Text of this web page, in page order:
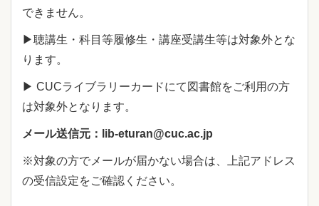
できません。
▶聴講生・科目等履修生・講座受講生等は対象外とな
ります。
▶ CUCライブラリーカードにて図書館をご利用の方
は対象外となります。
メール送信元：lib-eturan@cuc.ac.jp
※対象の方でメールが届かない場合は、上記アドレス
の受信設定をご確認ください。